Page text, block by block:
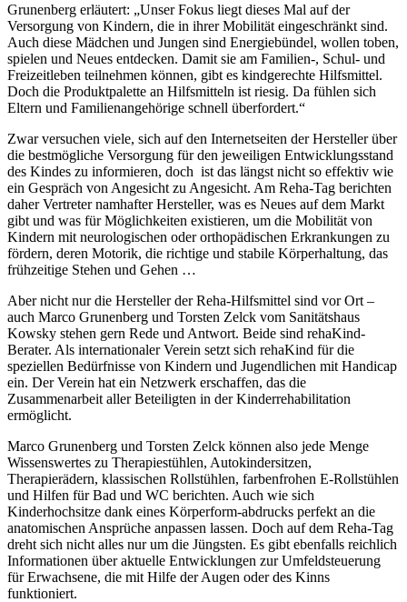
Grunenberg erläutert: „Unser Fokus liegt dieses Mal auf der
Versorgung von Kindern, die in ihrer Mobilität eingeschränkt sind.
Auch diese Mädchen und Jungen sind Energiebündel, wollen toben,
spielen und Neues entdecken. Damit sie am Familien-, Schul- und
Freizeitleben teilnehmen können, gibt es kindgerechte Hilfsmittel.
Doch die Produktpalette an Hilfsmitteln ist riesig. Da fühlen sich
Eltern und Familienangehörige schnell überfordert.“
Zwar versuchen viele, sich auf den Internetseiten der Hersteller über
die bestmögliche Versorgung für den jeweiligen Entwicklungsstand
des Kindes zu informieren, doch ist das längst nicht so effektiv wie
ein Gespräch von Angesicht zu Angesicht. Am Reha-Tag berichten
daher Vertreter namhafter Hersteller, was es Neues auf dem Markt
gibt und was für Möglichkeiten existieren, um die Mobilität von
Kindern mit neurologischen oder orthopädischen Erkrankungen zu
fördern, deren Motorik, die richtige und stabile Körperhaltung, das
frühzeitige Stehen und Gehen …
Aber nicht nur die Hersteller der Reha-Hilfsmittel sind vor Ort –
auch Marco Grunenberg und Torsten Zelck vom Sanitätshaus
Kowsky stehen gern Rede und Antwort. Beide sind rehaKind-
Berater. Als internationaler Verein setzt sich rehaKind für die
speziellen Bedürfnisse von Kindern und Jugendlichen mit Handicap
ein. Der Verein hat ein Netzwerk erschaffen, das die
Zusammenarbeit aller Beteiligten in der Kinderrehabilitation
ermöglicht.
Marco Grunenberg und Torsten Zelck können also jede Menge
Wissenswertes zu Therapiestühlen, Autokindersitzen,
Therapierädern, klassischen Rollstühlen, farbenfrohen E-Rollstühlen
und Hilfen für Bad und WC berichten. Auch wie sich
Kinderhochsitze dank eines Körperform-abdrucks perfekt an die
anatomischen Ansprüche anpassen lassen. Doch auf dem Reha-Tag
dreht sich nicht alles nur um die Jüngsten. Es gibt ebenfalls reichlich
Informationen über aktuelle Entwicklungen zur Umfeldsteuerung
für Erwachsene, die mit Hilfe der Augen oder des Kinns
funktioniert.